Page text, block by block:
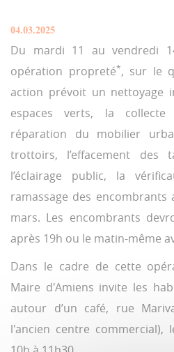
04.03.2025
Du mardi 11 au vendredi
opération propreté*, sur le
action prévoit un nettoyage
espaces verts, la
réparation du mobilier
trottoirs, l’effacement des
l’éclairage public, la
ramassage des
mars. Les encombrants
après 19h ou le matin-même
Dans le cadre de cette
Maire d'Amiens invite les
autour d’un café, rue
l'ancien centre commercial),